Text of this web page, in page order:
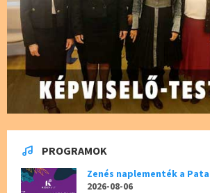
PROGRAMOK
Zenés naplementék a
2026-08-06